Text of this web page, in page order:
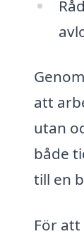
att
utan
både
till en
För